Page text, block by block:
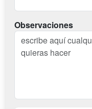
Observaciones